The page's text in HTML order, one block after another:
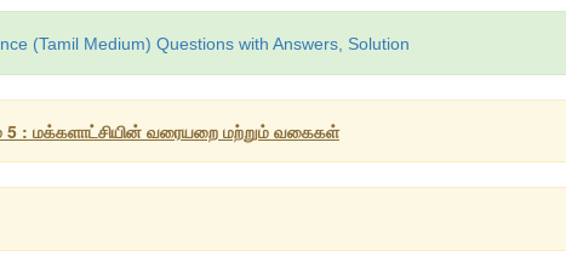
(Tamil Medium) Questions with Answers, Solution
5 : மக்களாட்சியின் வரையறை மற்றும் வகைகள்